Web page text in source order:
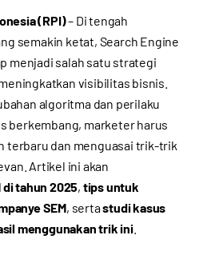
(RPI)– Di tengah
semakin ketat, Search Engine
menjadi salah satu strategi
visibilitas bisnis.
algoritma dan perilaku
berkembang, marketer harus
terbaru dan menguasai trik-trik
Artikel ini akan
di tahun 2025, tips untuk
SEM, sertastudi kasus
menggunakan trik ini.